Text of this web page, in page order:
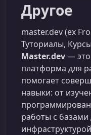
Другое
master.dev (ex
Туториалы,
Master.dev— это
платформа для
помогает
навыки: от
работы с